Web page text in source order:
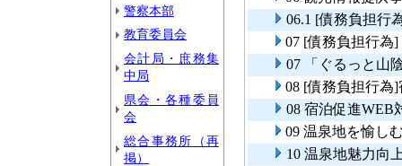
警察本部
教育委員会
会計局・庶務集
中局
県会・各種委員
会
総合事務所（再
掲）
06.1 [債務負担行
07 [債務負担行為
07 「ぐるっと山
08 [債務負担行
08 宿泊促進WEB
09 温泉地を愉し
10 温泉地魅力向